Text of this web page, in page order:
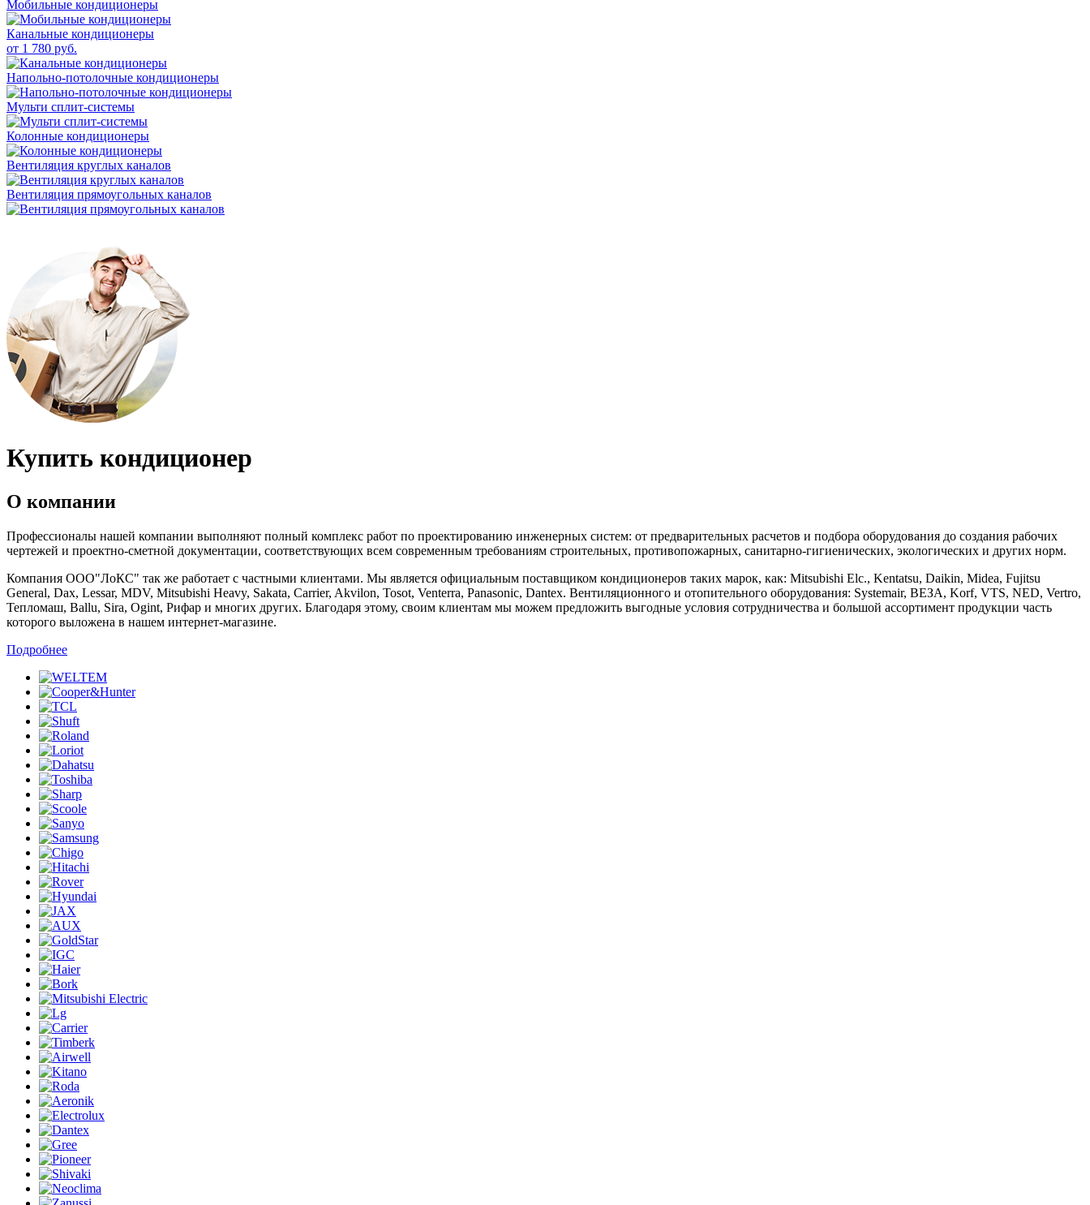
Мобильные кондиционеры
Канальные кондиционеры
от 1 780 руб.
Напольно-потолочные кондиционеры
Мульти сплит-системы
Колонные кондиционеры
Вентиляция круглых каналов
Вентиляция прямоугольных каналов
Купить кондиционер
О компании
Профессионалы нашей компании выполняют полный комплекс работ по проектированию инженерных систем: от предварительных расчетов и подбора оборудования до создания рабочих
чертежей и проектно-сметной документации, соответствующих всем современным требованиям строительных, противопожарных, санитарно-гигиенических, экологических и других норм.
Компания ООО"ЛоКС" так же работает с частными клиентами. Мы является официальным поставщиком кондиционеров таких марок, как: Mitsubishi Elc., Kentatsu, Daikin, Midea, Fujitsu
General, Dax, Lessar, MDV, Mitsubishi Heavy, Sakata, Carrier, Akvilon, Tosot, Venterra, Panasonic, Dantex. Вентиляционного и отопительного оборудования: Systemair, ВЕЗА, Korf, VTS, NED, Vertro,
Тепломаш, Ballu, Sira, Ogint, Рифар и многих других. Благодаря этому, своим клиентам мы можем предложить выгодные условия сотрудничества и большой ассортимент продукции часть
которого выложена в нашем интернет-магазине.
Подробнее